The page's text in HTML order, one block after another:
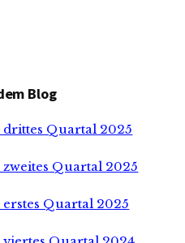
Blog
Quartal 2025
Quartal 2025
Quartal 2025